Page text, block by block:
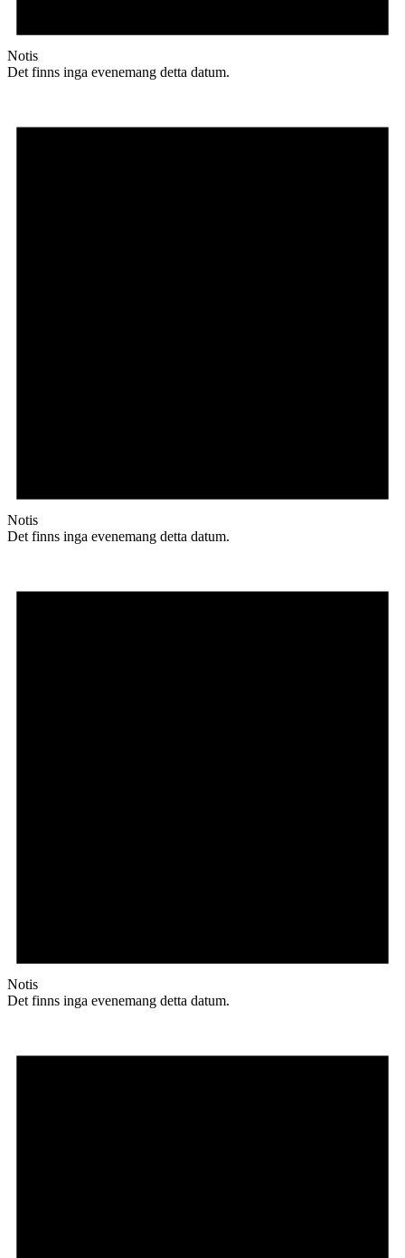
Notis
Det finns inga evenemang detta datum.
Notis
Det finns inga evenemang detta datum.
Notis
Det finns inga evenemang detta datum.